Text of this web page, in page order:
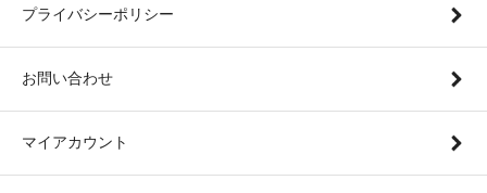
プライバシーポリシー
お問い合わせ
マイアカウント